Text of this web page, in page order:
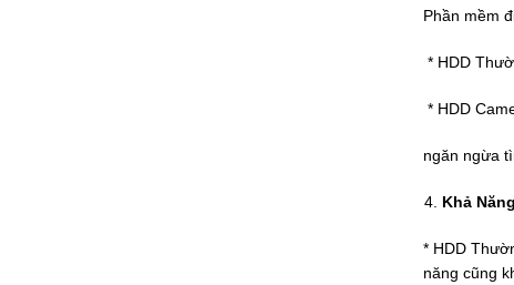
Phần mềm
* HDD
* HDD
ngăn ngừa
Khả
* HDD
năng cũng